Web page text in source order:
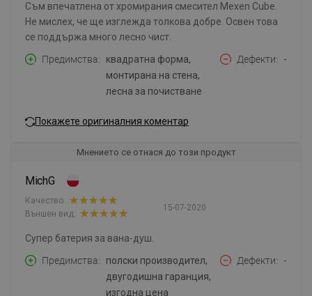
Съм впечатленa от хромирания смесител Mexen Cube.
Не мислех, че ще изглежда толкова добре. Освен това
се поддържа много лесно чист.
Предимства
квадратна форма,
монтирана на стена,
лесна за почистване
Дефекти -
Покажете оригиналния коментар
Мнението се отнася до този продукт
MichG
15-07-2020
Качество:
Външен вид:
Супер батерия за вана-душ.
Предимства
полски производител,
двугодишна гаранция,
изгодна цена
Дефекти -